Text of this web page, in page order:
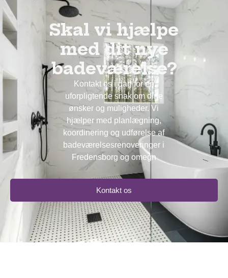
Skal vi hjælpe
med dit nye
badeværelse?
Kontakt os i dag for en
uforpligtende snak om dine
ønsker og muligheder. Vi
hjælper med planlægning,
koordinering og udførelse af
badeværelsesrenoveringer i
Fredensborg og omegn
Kontakt os